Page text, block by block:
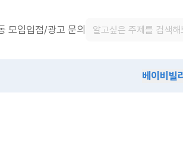
모임입점/광고 문의
베이비빌